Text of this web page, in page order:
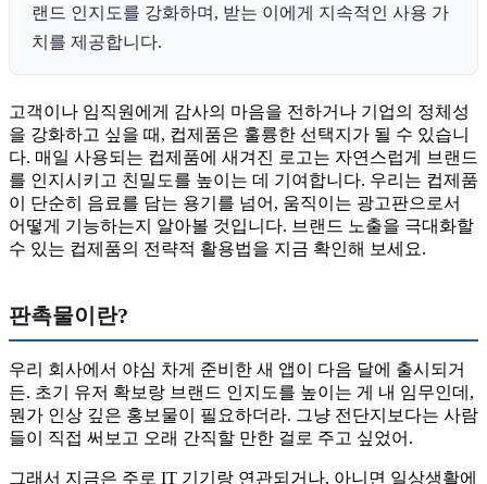
랜드 인지도를 강화하며, 받는 이에게 지속적인 사용 가
치를 제공합니다.
고객이나 임직원에게 감사의 마음을 전하거나 기업의 정체성
을 강화하고 싶을 때, 컵제품은 훌륭한 선택지가 될 수 있습니
다. 매일 사용되는 컵제품에 새겨진 로고는 자연스럽게 브랜드
를 인지시키고 친밀도를 높이는 데 기여합니다. 우리는 컵제품
이 단순히 음료를 담는 용기를 넘어, 움직이는 광고판으로서
어떻게 기능하는지 알아볼 것입니다. 브랜드 노출을 극대화할
수 있는 컵제품의 전략적 활용법을 지금 확인해 보세요.
판촉물이란?
우리 회사에서 야심 차게 준비한 새 앱이 다음 달에 출시되거
든. 초기 유저 확보랑 브랜드 인지도를 높이는 게 내 임무인데,
뭔가 인상 깊은 홍보물이 필요하더라. 그냥 전단지보다는 사람
들이 직접 써보고 오래 간직할 만한 걸로 주고 싶었어.
그래서 지금은 주로 IT 기기랑 연관되거나, 아니면 일상생활에